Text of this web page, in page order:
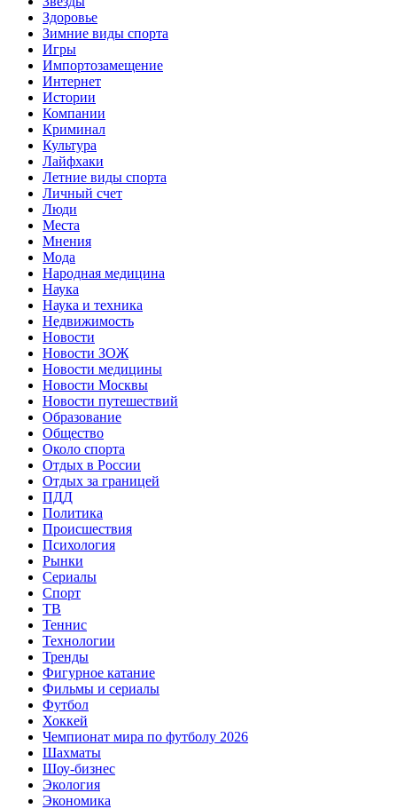
Здоровье
Зимние виды спорта
Игры
Импортозамещение
Интернет
Истории
Компании
Криминал
Культура
Лайфхаки
Летние виды спорта
Личный счет
Люди
Места
Мнения
Мода
Народная медицина
Наука
Наука и техника
Недвижимость
Новости
Новости ЗОЖ
Новости медицины
Новости Москвы
Новости путешествий
Образование
Общество
Около спорта
Отдых в России
Отдых за границей
ПДД
Политика
Происшествия
Психология
Рынки
Сериалы
Спорт
ТВ
Теннис
Технологии
Тренды
Фигурное катание
Фильмы и сериалы
Футбол
Хоккей
Чемпионат мира по футболу 2026
Шахматы
Шоу-бизнес
Экология
Экономика